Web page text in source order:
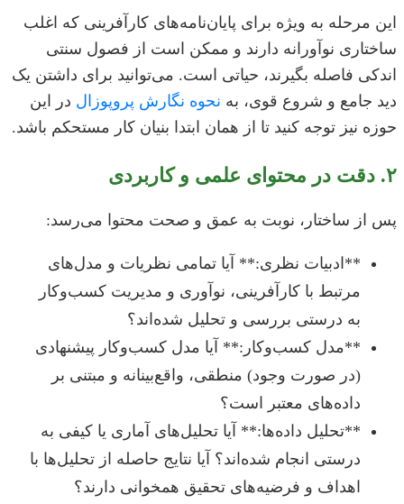
این مرحله به ویژه برای پایان‌نامه‌های کارآفرینی که اغلب
ساختاری نوآورانه دارند و ممکن است از فصول سنتی
اندکی فاصله بگیرند، حیاتی است. می‌توانید برای داشتن یک
دید جامع و شروع قوی، به نحوه نگارش پروپوزال در این
حوزه نیز توجه کنید تا از همان ابتدا بنیان کار مستحکم باشد.
۲. دقت در محتوای علمی و کاربردی
پس از ساختار، نوبت به عمق و صحت محتوا می‌رسد:
**ادبیات نظری:** آیا تمامی نظریات و مدل‌های
مرتبط با کارآفرینی، نوآوری و مدیریت کسب‌وکار
به درستی بررسی و تحلیل شده‌اند؟
**مدل کسب‌وکار:** آیا مدل کسب‌وکار پیشنهادی
(در صورت وجود) منطقی، واقع‌بینانه و مبتنی بر
داده‌های معتبر است؟
**تحلیل داده‌ها:** آیا تحلیل‌های آماری یا کیفی به
درستی انجام شده‌اند؟ آیا نتایج حاصله از تحلیل‌ها با
اهداف و فرضیه‌های تحقیق همخوانی دارند؟